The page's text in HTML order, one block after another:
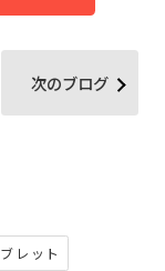
次のブログ
レット